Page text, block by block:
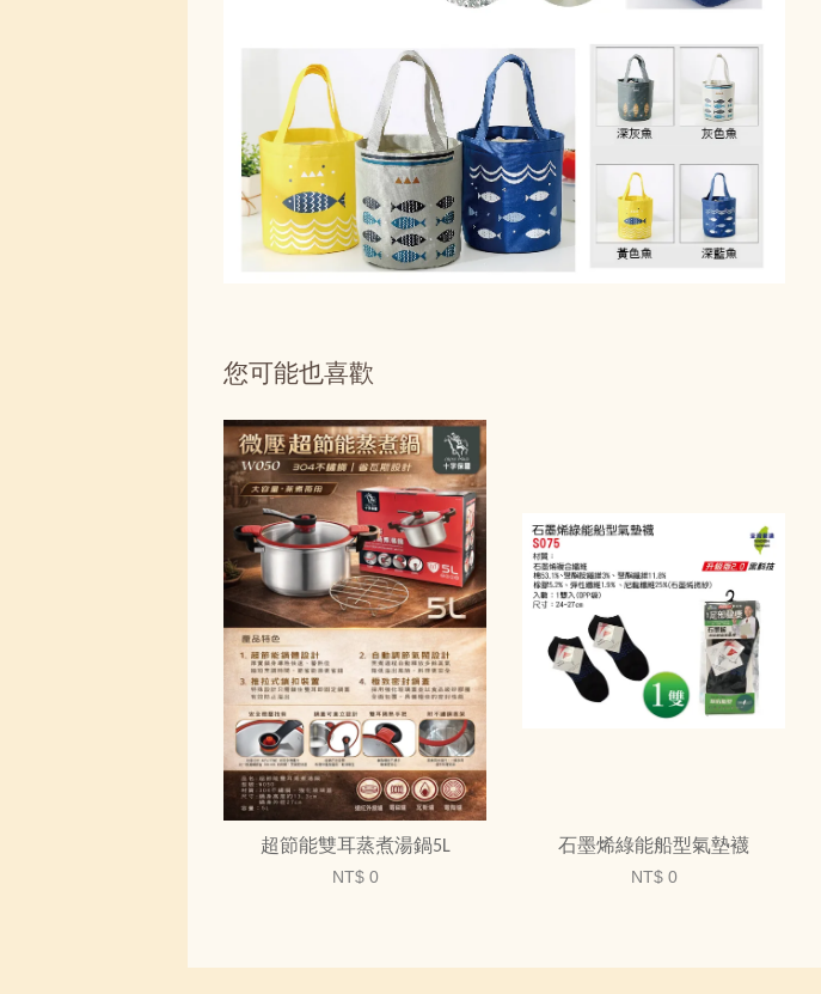
您可能也喜歡
超節能雙耳蒸煮湯鍋5L
NT$ 0
石墨烯綠能船型氣墊襪
NT$ 0